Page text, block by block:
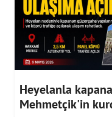
Heyelanla
Mehmetçik'in